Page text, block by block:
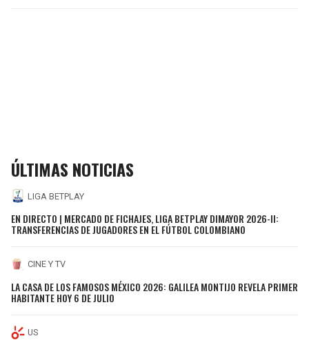
ÚLTIMAS NOTICIAS
LIGA BETPLAY
EN DIRECTO | MERCADO DE FICHAJES, LIGA BETPLAY DIMAYOR 2026-II:
TRANSFERENCIAS DE JUGADORES EN EL FÚTBOL COLOMBIANO
CINE Y TV
LA CASA DE LOS FAMOSOS MÉXICO 2026: GALILEA MONTIJO REVELA PRIMER
HABITANTE HOY 6 DE JULIO
US